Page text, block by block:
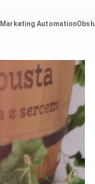
Marketing Automation